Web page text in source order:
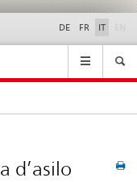
DE FR IT
d’asilo